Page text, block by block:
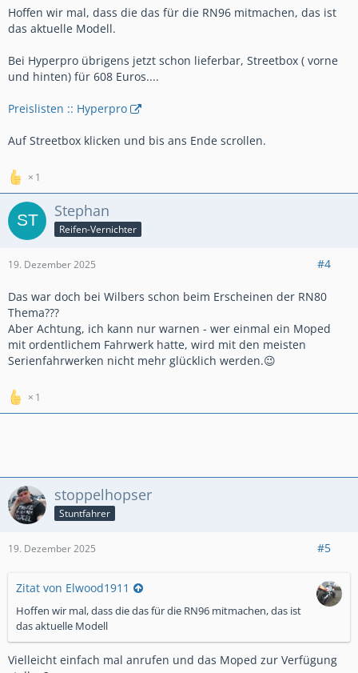
Hoffen wir mal, dass die das für die RN96 mitmachen, das ist
das aktuelle Modell.
Bei Hyperpro übrigens jetzt schon lieferbar, Streetbox ( vorne
und hinten) für 608 Euros....
Preislisten :: Hyperpro
Auf Streetbox klicken und bis ans Ende scrollen.
1
Stephan
Reifen-Vernichter
19. Dezember 2025 #4
Das war doch bei Wilbers schon beim Erscheinen der RN80
Thema???
Aber Achtung, ich kann nur warnen - wer einmal ein Moped
mit ordentlichem Fahrwerk hatte, wird mit den meisten
Serienfahrwerken nicht mehr glücklich werden.😉
1
stoppelhopser
Stuntfahrer
19. Dezember 2025 #5
Zitat von Elwood1911
Hoffen wir mal, dass die das für die RN96 mitmachen, das ist
das aktuelle Modell
Vielleicht einfach mal anrufen und das Moped zur Verfügung